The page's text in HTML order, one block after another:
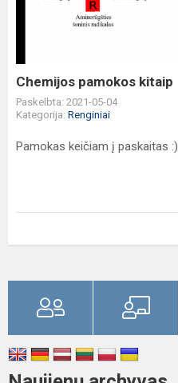
Chemijos pamokos kitaip
Paskelbta: 2021-05-04
Kategorija: Renginiai
Pamokas keičiam į paskaitas :)